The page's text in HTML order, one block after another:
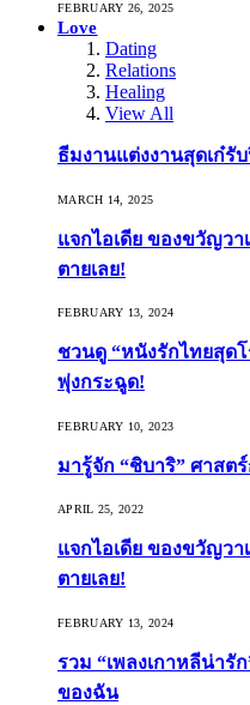
FEBRUARY 26, 2025
Love
Dating
Relations
Healing
View All
ธีมงานแต่งงานสุดเก๋รั
MARCH 14, 2025
แจกไอเดีย ของขวัญวา
ตายเลย!
FEBRUARY 13, 2024
ชวนดู “หนังรักไทยสุด
พุ่งกระฉูด!
FEBRUARY 10, 2023
มารู้จัก “ชิบาริ” ศาสต
APRIL 25, 2022
แจกไอเดีย ของขวัญวา
ตายเลย!
FEBRUARY 13, 2024
รวม “เพลงเกาหลีน่า
ของฉัน